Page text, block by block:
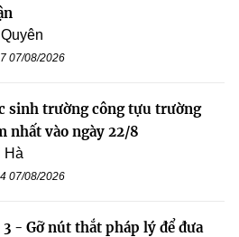
07/08/2026
sinh trường công tựu trường
nhất vào ngày 22/8
Hà
07/08/2026
3 - Gỡ nút thắt pháp lý để đưa